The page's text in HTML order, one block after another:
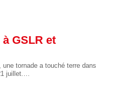
GSLR et
tornade a touché terre dans
juillet.…